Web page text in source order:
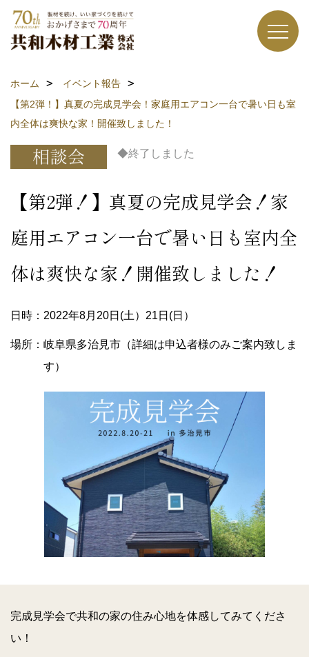
ホーム
イベント報告
【第2弾！】真夏の完成見学会！家庭用エアコン一台で暑い日も室
内全体は爽快な家！開催致しました！
◆終了しました
【第2弾！】真夏の完成見学会！家
庭用エアコン一台で暑い日も室内全
体は爽快な家！開催致しました！
日時：2022年8月20日(土）21日(日）
場所：岐阜県多治見市（詳細は申込者様のみご案内致しま
す）
完成見学会で共和の家の住み心地を体感してみてくださ
い！